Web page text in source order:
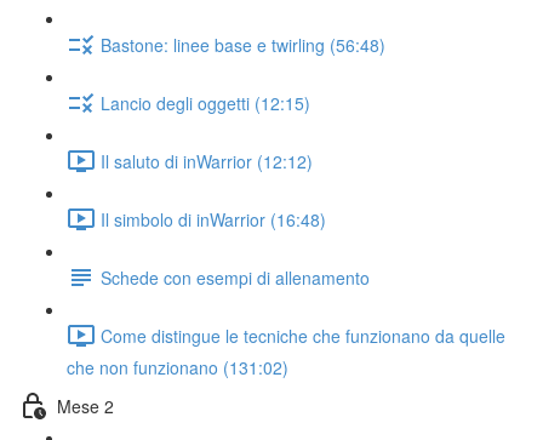
Bastone: linee base e twirling (56:48)
Lancio degli oggetti (12:15)
Il saluto di inWarrior (12:12)
Il simbolo di inWarrior (16:48)
Schede con esempi di allenamento
Come distingue le tecniche che funzionano da quelle
che non funzionano (131:02)
Mese 2